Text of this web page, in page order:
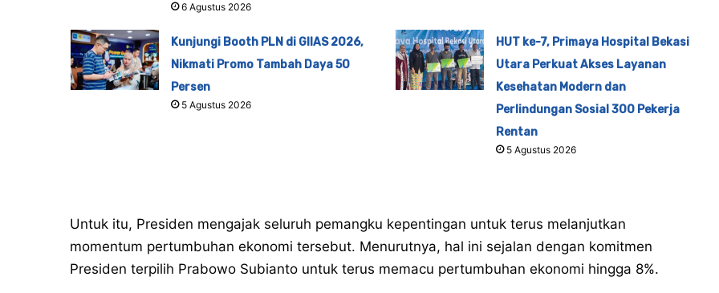
6 Agustus 2026
Kunjungi Booth PLN di GIIAS 2026,
Nikmati Promo Tambah Daya 50
Persen
5 Agustus 2026
HUT ke-7, Primaya Hospital Bekasi
Utara Perkuat Akses Layanan
Kesehatan Modern dan
Perlindungan Sosial 300 Pekerja
Rentan
5 Agustus 2026
Untuk itu, Presiden mengajak seluruh pemangku kepentingan untuk terus melanjutkan
momentum pertumbuhan ekonomi tersebut. Menurutnya, hal ini sejalan dengan komitmen
Presiden terpilih Prabowo Subianto untuk terus memacu pertumbuhan ekonomi hingga 8%.